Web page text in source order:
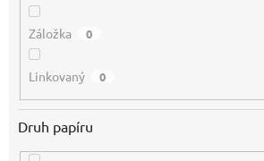
Záložka 0
Linkovaný 0
Druh papíru